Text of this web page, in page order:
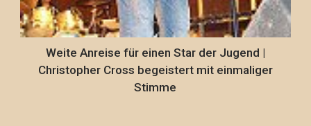
Weite Anreise für einen Star der Jugend |
Christopher Cross begeistert mit einmaliger
Stimme